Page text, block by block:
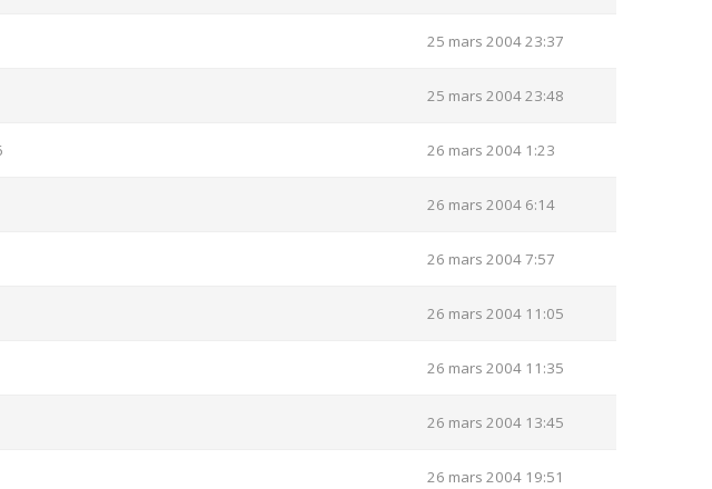
25 mars 2004 23:37
25 mars 2004 23:48
26 mars 2004 1:23
26 mars 2004 6:14
26 mars 2004 7:57
26 mars 2004 11:05
26 mars 2004 11:35
26 mars 2004 13:45
26 mars 2004 19:51